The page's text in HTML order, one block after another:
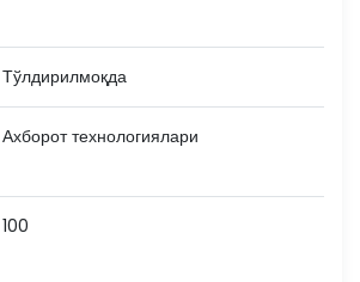
Тўлдирилмоқда
Ахборот технологиялари
100